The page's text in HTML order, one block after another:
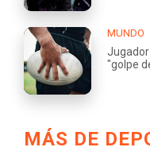
MUNDO
"golpe
MÁS DE